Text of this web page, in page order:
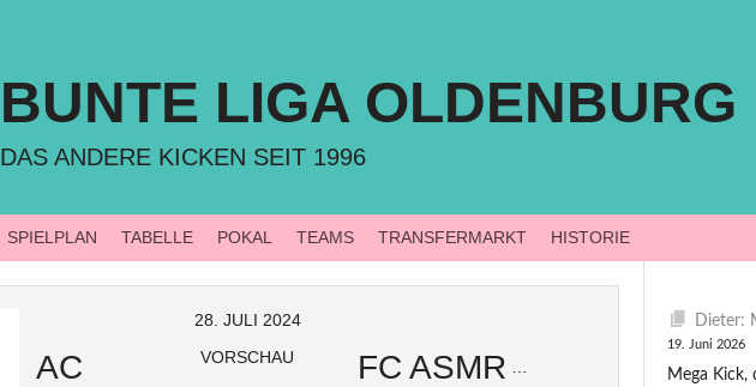
BUNTE LIGA OLDENBURG
DAS ANDERE KICKEN SEIT 1996
SPIELPLAN TABELLE POKAL TEAMS TRANSFERMARKT HISTORIE
AC FC ASMR
28. JULI 2024
VORSCHAU
Dieter:
19. Juni 2026
Mega Kick,